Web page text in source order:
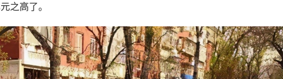
之高了。